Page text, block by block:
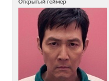
Открытый геймер